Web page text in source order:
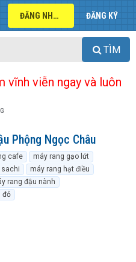
ĐĂNG NHẬP ĐĂNG KÝ
TÌM
vĩnh viễn ngay và luôn
Phộng Ngọc Châu
cafe
máy rang gạo lứt
sachi
máy rang hạt điều
rang đậu nành
đỏ